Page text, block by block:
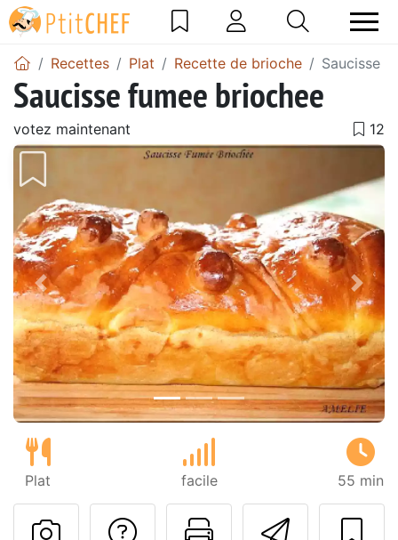
Recettes Plat Recette de brioche Saucisse
Saucisse fumee briochee
votez maintenant
Précédent
Plat facile 55 min
Imprimer
Poser une